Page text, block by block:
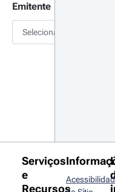
Emitente
Selecionar
Serviços
e
Recursos